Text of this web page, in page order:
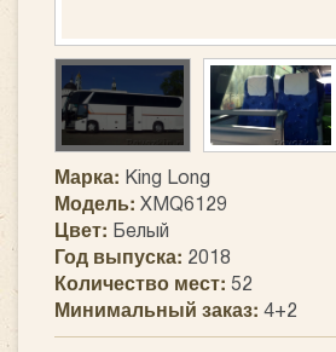
Марка: King Long
Модель: XMQ6129
Цвет: Белый
Год выпуска: 2018
Количество мест: 52
Минимальный заказ: 4+2